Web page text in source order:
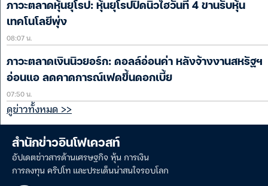
ภาวะตลาดหุ้นยุโรป: หุ้นยุโรปปิดนิวไฮวันที่ 4 ขานรับหุ้น
เทคโนโลยีพุ่ง
08:07 น.
ภาวะตลาดเงินนิวยอร์ก: ดอลล์อ่อนค่า หลังจ้างงานสหรัฐฯ
อ่อนแอ ลดคาดการณ์เฟดขึ้นดอกเบี้ย
07:50 น.
ดูข่าวทั้งหมด >>
สำนักข่าวอินโฟเควสท์
อัปเดตข่าวสารด้านเศรษฐกิจ หุ้น การเงิน
การลงทุน คริปโท และประเด็นน่าสนใจรอบโลก